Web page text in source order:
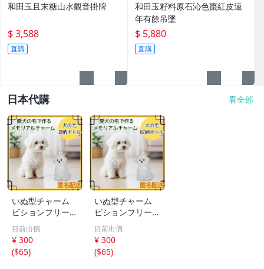
和田玉且末糖山水觀音掛牌
$ 3,588
直購
和田玉籽料原石沁色棗紅皮連
年有餘吊墜
$ 5,880
直購
日本代購 看全部
いぬ型チャーム
ビションフリーゼ
アクセサリー キ
ーホルダー ペア
思い出
目前出價
¥ 300
($65)
いぬ型チャーム
ビションフリーゼ
アクセサリー キ
ーホルダー ペア
思い出
目前出價
¥ 300
($65)